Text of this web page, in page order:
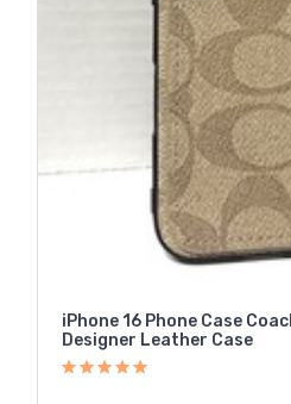
iPhone 16 Phone Case
Designer Leather Case